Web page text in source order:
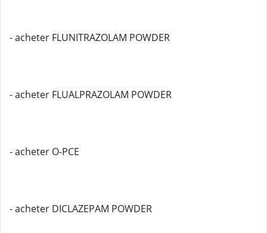
- acheter FLUNITRAZOLAM POWDER
- acheter FLUALPRAZOLAM POWDER
- acheter O-PCE
- acheter DICLAZEPAM POWDER